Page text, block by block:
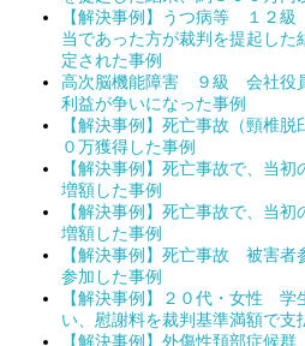
【解決事例】うつ病等 １２
当であった方が裁判を提起し
定された事例
高次脳機能障害 ９級 会社役
利益が争いになった事例
【解決事例】死亡事故（頸椎
０万獲得した事例
【解決事例】死亡事故で、当
増額した事例
【解決事例】死亡事故で、当
増額した事例
【解決事例】死亡事故 被害者
参加した事例
【解決事例】２０代・女性
い、慰謝料を裁判基準満額で支
【解決事例】外傷性頚部症